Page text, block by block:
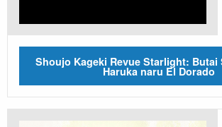
Shoujo Kageki Revue Starlight: Butai
Haruka naru El Dorado